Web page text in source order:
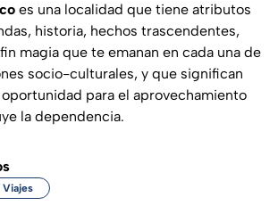
es una localidad que tiene atributos
historia, hechos trascendentes,
magia que te emanan en cada una de
socio-culturales, y que significan
oportunidad para el aprovechamiento
la dependencia.
Viajes